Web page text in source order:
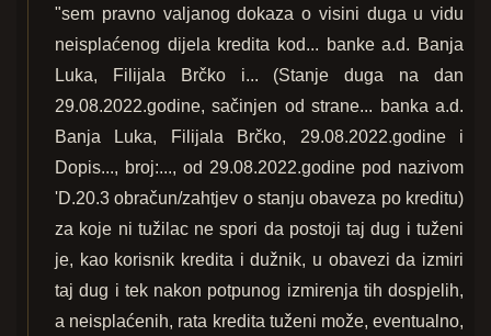
"sem pravno valjanog dokaza o visini duga u vidu
neisplaćenog dijela kredita kod... banke a.d. Banja
Luka, Filijala Brčko i... (Stanje duga na dan
29.08.2022.godine, sačinjen od strane... banka a.d.
Banja Luka, Filijala Brčko, 29.08.2022.godine i
Dopis..., broj:..., od 29.08.2022.godine pod nazivom
'D.20.3 obračun/zahtjev o stanju obaveza po kreditu)
za koje ni tužilac ne spori da postoji taj dug i tuženi
je, kao korisnik kredita i dužnik, u obavezi da izmiri
taj dug i tek nakon potpunog izmirenja tih dospjelih,
a neisplaćenih, rata kredita tuženi može, eventualno,